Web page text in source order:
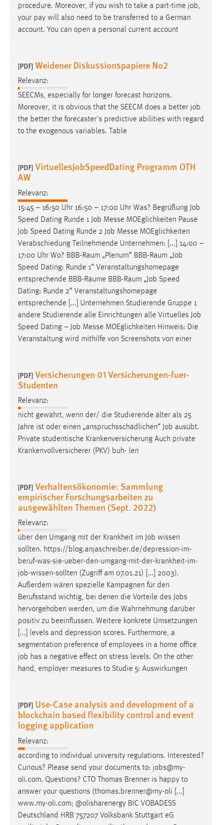
procedure. Moreover, if you wish to take a part-time job,
your pay will also need to be transferred to a German
account. You can open a personal current account
[PDF] Weidener Diskussionspapiere No2
Relevanz:
SEECMs, especially for longer forecast horizons.
Moreover, it is obvious that the SEECM does a better job
the better the forecaster's predictive abilities with regard
to the exogenous variables. Table
[PDF] VirtuellesJobSpeedDating Programm OTH
AW
Relevanz:
15:45 – 16:50 Uhr 16:50 – 17:00 Uhr Was? Begrüßung Job
Speed Dating Runde 1 Job Messe MOEglichkeiten Pause
Job Speed Dating Runde 2 Job Messe MOEglichkeiten
Verabschiedung Teilnehmende Unternehmen: [...] 14:00 –
17:00 Uhr Wo? BBB-Raum „Plenum“ BBB-Raum „Job
Speed Dating: Runde 1“ Veranstaltungshomepage
entsprechende BBB-Räume BBB-Raum „Job Speed
Dating: Runde 2“ Veranstaltungshomepage
entsprechende [...] Unternehmen Studierende Gruppe 1
andere Studierende alle Einrichtungen alle Virtuelles Job
Speed Dating – Job Messe MOEglichkeiten Hinweis: Die
Veranstaltung wird mithilfe von Screenshots von einer
[PDF] Versicherungen 01 Versicherungen-fuer-
Studenten
Relevanz:
nicht gewährt, wenn der/ die Studierende älter als 25
Jahre ist oder einen „anspruchsschädlichen“ Job ausübt.
Private studentische Krankenversicherung Auch private
Krankenvollversicherer (PKV) buh- len
[PDF] Verhaltensökonomie: Sammlung
empirischer Forschungsarbeiten zu
ausgewählten Themen (Sept. 2022)
Relevanz:
über den Umgang mit der Krankheit im Job wissen
sollten. https://blog.anjaschreiber.de/depression-im-
beruf-was-sie-ueber-den-umgang-mit-der-krankheit-im-
job-wissen-sollten (Zugriff am 07.01.21) [...] 2003).
Außerdem wären spezielle Kampagnen für den
Berufsstand wichtig, bei denen die Vorteile des Jobs
hervorgehoben werden, um die Wahrnehmung darüber
positiv zu beeinflussen. Weitere konkrete Umsetzungen
[...] levels and depression scores. Furthermore, a
segmentation preference of employees in a home office
job has a negative effect on stress levels. On the other
hand, employer measures to Studie 5: Auswirkungen
[PDF] Use-Case analysis and development of a
blockchain based flexibility control and event
logging application
Relevanz:
according to individual university regulations. Interested?
Curious? Please send your documents to: jobs@my-
oli.com. Questions? CTO Thomas Brenner is happy to
answer your questions (thomas.brenner@my-oli [...]
www.my-oli.com; @olisharenergy BIC VOBADESS
Deutschland HRB 757207 Volksbank Stuttgart eG
staticfilecache
Zweck:
Für performante Seitenauslieferung wird in diesem Cookie
Sprachpräferenz
Name:
site-language-preference
Zweck:
Das Cookie speichert die gewählte Sprache der Website.
Chat
Name:
MibewSessionID, MIBEW_UserID, mibew_locale, mibew-
chat-frame-style-5e9dbeb1811c0446
Zweck:
Wird benötigt um die Chatfunktion nutzen zu können.
Cookie Laufzeit:
MibewSessionID, mibew-chat-frame-style-
5e9dbeb1811c0446 = Sitzungslaufzeit, mibew_locale = 3
Login
Zweck:
Dieser Cookie ist notwendig um sich an der Website
einloggen zu können.
Cookie Laufzeit:
24 Stunden
STATISTIK
Statistik Cookies erfassen Informationen anonym.
Diese Informationen helfen uns zu verstehen, wie
Matomo
Name:
_pk_ref, _pk_cvar, _pk_id, _pk_ses
Zweck:
Zugriffsstatistik
Cookie Laufzeit:
Max. 13 Monate
MARKETING
Sie tun dies, indem sie Besucher über Websites
hinweg verfolgen.
Google Ads
Name:
_gcl_au
Anbieter:
Google Ireland Limited